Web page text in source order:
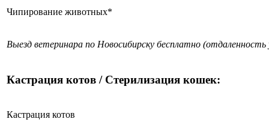
Чипирование животных*
Выезд ветеринара по Новосибирску бесплатно
Кастрация котов / Стерилизация кошек:
Кастрация котов